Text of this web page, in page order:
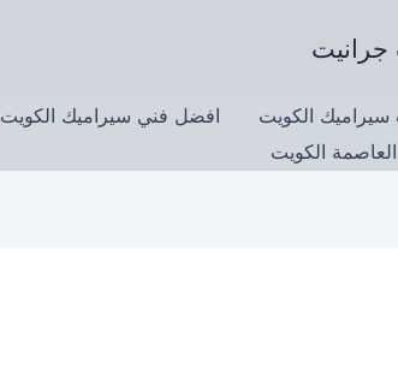
الكويت افضل فني سيراميك الكويت
الكويت